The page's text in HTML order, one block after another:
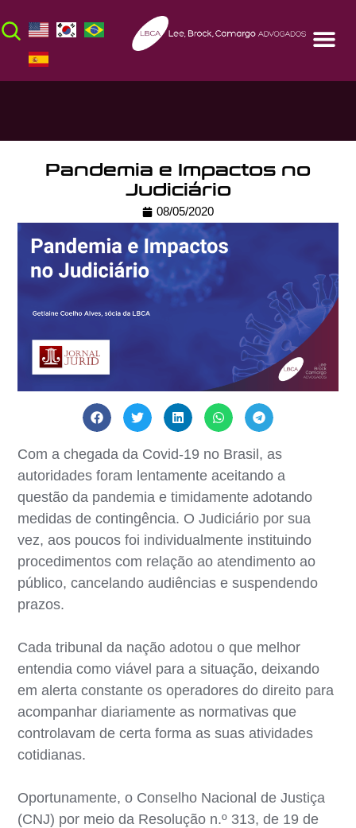
Pandemia e Impactos no
Judiciário
08/05/2020
Com a chegada da Covid-19 no Brasil, as
autoridades foram lentamente aceitando a
questão da pandemia e timidamente adotando
medidas de contingência. O Judiciário por sua
vez, aos poucos foi individualmente instituindo
procedimentos com relação ao atendimento ao
público, cancelando audiências e suspendendo
prazos.
Cada tribunal da nação adotou o que melhor
entendia como viável para a situação, deixando
em alerta constante os operadores do direito para
acompanhar diariamente as normativas que
controlavam de certa forma as suas atividades
cotidianas.
Oportunamente, o Conselho Nacional de Justiça
(CNJ) por meio da Resolução n.º 313, de 19 de